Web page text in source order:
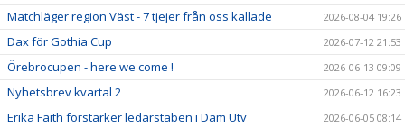
Matchläger region Väst - 7 tjejer från oss kallade 2026-08-04 19:26
Dax för Gothia Cup 2026-07-12 21:53
Örebrocupen - here we come ! 2026-06-13 09:09
Nyhetsbrev kvartal 2 2026-06-12 16:23
Erika Faith förstärker ledarstaben i Dam Utv 2026-06-05 08:14